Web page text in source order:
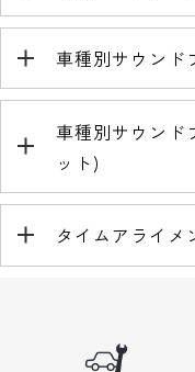
車種別サウンド
車種別サウンド
ット)
タイムアライメ